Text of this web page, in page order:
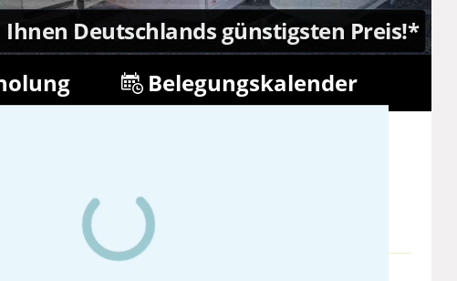
Deutschlands günstigsten Preis!*
Belegungskalender